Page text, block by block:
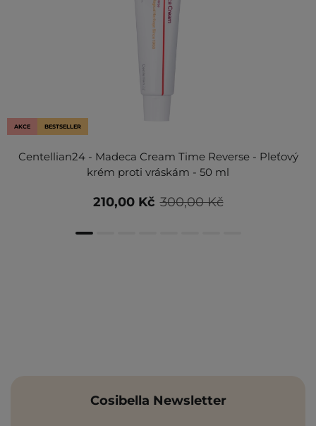
AKCE BESTSELLER
Centellian24 - Madeca Cream Time Reverse - Pleťový
krém proti vráskám - 50 ml
300,00 Kč
210,00 Kč
Cosibella Newsletter